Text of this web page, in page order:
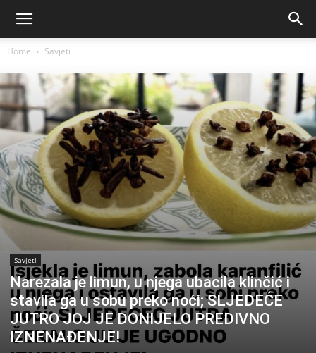
Home Savjeti
Savjeti
Narezala je limun, u njega ubacila klinčić i
stavila ga u sobu preko noći; SLJEDEĆE
JUTRO JOJ JE DONIJELO PREDIVNO
IZNENAĐENJE!